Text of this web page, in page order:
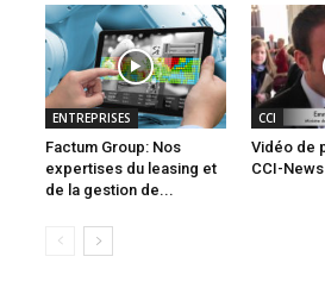
ENTREPRISES
Factum Group: Nos
expertises du leasing et
de la gestion de...
CCI
Vidéo de
CCI-News